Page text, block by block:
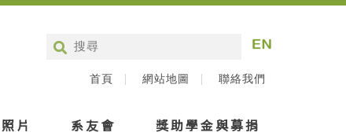
首頁 網站地圖 聯絡我們
片 系友會 獎助學金與募捐